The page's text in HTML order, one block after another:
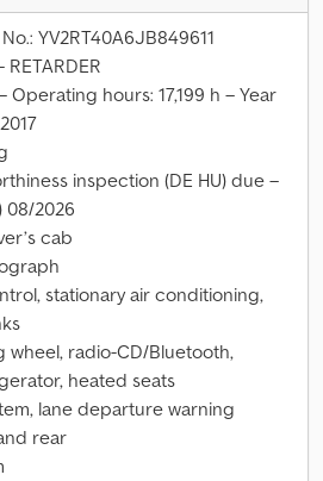
YV2RT40A6JB849611
RETARDER
Operating hours: 17,199 h – Year
inspection (DE HU) due –
08/2026
cab
stationary air conditioning,
wheel, radio-CD/Bluetooth,
heated seats
lane departure warning
rear